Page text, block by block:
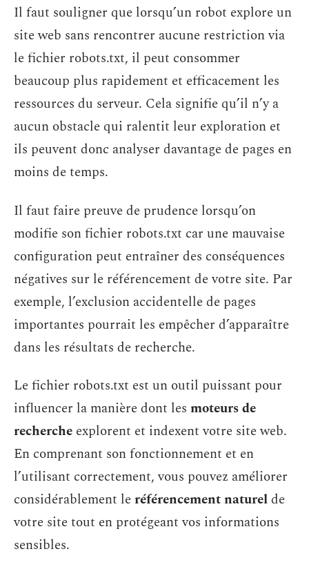
Il faut souligner que lorsqu’un robot explore un
site web sans rencontrer aucune restriction via
le fichier robots.txt, il peut consommer
beaucoup plus rapidement et efficacement les
ressources du serveur. Cela signifie qu’il n’y a
aucun obstacle qui ralentit leur exploration et
ils peuvent donc analyser davantage de pages en
moins de temps.
Il faut faire preuve de prudence lorsqu’on
modifie son fichier robots.txt car une mauvaise
configuration peut entraîner des conséquences
négatives sur le référencement de votre site. Par
exemple, l’exclusion accidentelle de pages
importantes pourrait les empêcher d’apparaître
dans les résultats de recherche.
Le fichier robots.txt est un outil puissant pour
influencer la manière dont les moteurs de
recherche explorent et indexent votre site web.
En comprenant son fonctionnement et en
l’utilisant correctement, vous pouvez améliorer
considérablement leréférencement naturelde
votre site tout en protégeant vos informations
sensibles.